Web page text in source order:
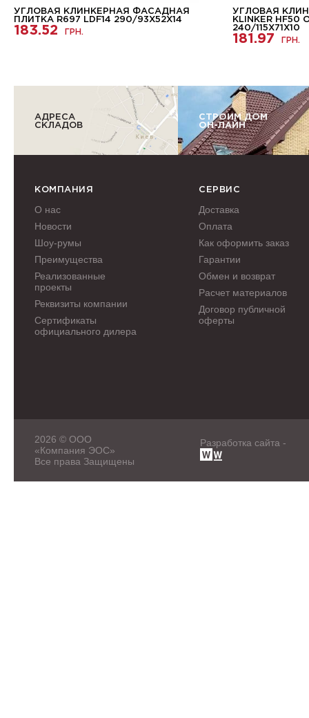
УГЛОВАЯ КЛИНКЕРНАЯ ФАСАДНАЯ
ПЛИТКА R697 LDF14 290/93Х52Х14
183.52 ГРН.
УГЛОВАЯ
KLINKER HF50
240/115Х71Х10
181.97 ГРН.
АДРЕСА
СКЛАДОВ
СТРОИМ ДОМ
ОН-ЛАЙН
КОМПАНИЯ
О нас
Новости
Шоу-румы
Преимущества
Реализованные
проекты
Реквизиты компании
Сертификаты
официального дилера
СЕРВИС
Доставка
Оплата
Как оформить заказ
Гарантии
Обмен и возврат
Расчет материалов
Договор публичной
оферты
2026 © ООО
«Компания ЭОС»
Все права Защищены
Разработка сайта -